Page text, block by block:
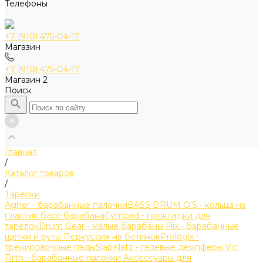
Телефоны
+7 (910) 475-04-17
Магазин
+7 (910) 475-04-17
Магазин 2
Поиск
Главная
/
Каталог товаров
/
Тарелки
Agner - барабанные палочкиBASS DRUM O’S - кольца на
пластик басс-барабанаCympad - прокладки для
тарелокDrum Gear - малые барабаны Flix - барабанные
щетки и руты Перкуссия на ботинокPrologix -
тренировочные пэдыSlapKlatz - гелевые демпферы Vic
Firth - барабанные палочки Аксессуары для